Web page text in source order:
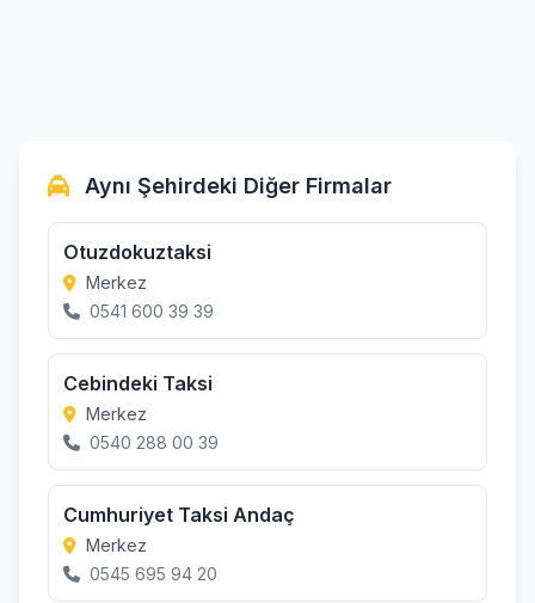
Aynı Şehirdeki Diğer Firmalar
Otuzdokuztaksi
Merkez
0541 600 39 39
Cebindeki Taksi
Merkez
0540 288 00 39
Cumhuriyet Taksi Andaç
Merkez
0545 695 94 20